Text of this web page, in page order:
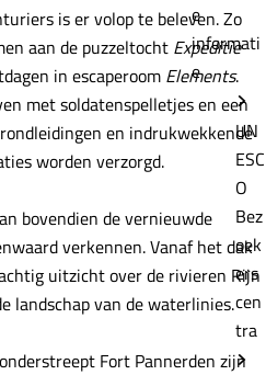
e
informati
e
UN
ESC
O
Bez
oek
ers
cen
tra
is er volop te beleven. Zo
aan de puzzeltocht Expeditie
in escaperoom Elements.
met soldatenspelletjes en een
en indrukwekkende
worden verzorgd.
bovendien de vernieuwde
verkennen. Vanaf het dak
uitzicht over de rivieren Rijn
landschap van de waterlinies.
Fort Pannerden zijn